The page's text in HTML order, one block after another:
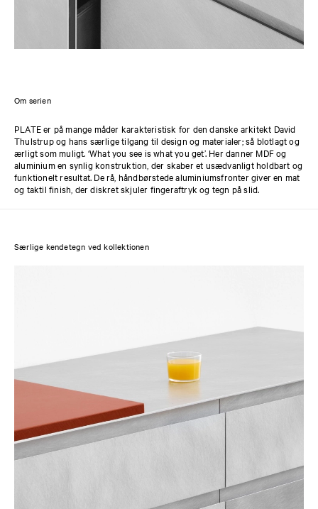
Om serien
PLATE er på mange måder karakteristisk for den danske arkitekt David
Thulstrup og hans særlige tilgang til design og materialer; så blotlagt og
ærligt som muligt. ‘What you see is what you get’. Her danner MDF og
aluminium en synlig konstruktion, der skaber et usædvanligt holdbart og
funktionelt resultat. De rå, håndbørstede aluminiumsfronter giver en mat
og taktil finish, der diskret skjuler fingeraftryk og tegn på slid.
Særlige kendetegn ved kollektionen